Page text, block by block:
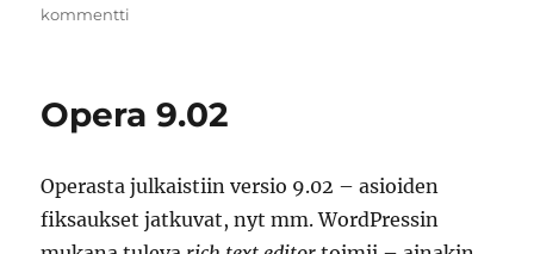
kommentti
Opera 9.02
Operasta julkaistiin versio 9.02 – asioiden
fiksaukset jatkuvat, nyt mm. WordPressin